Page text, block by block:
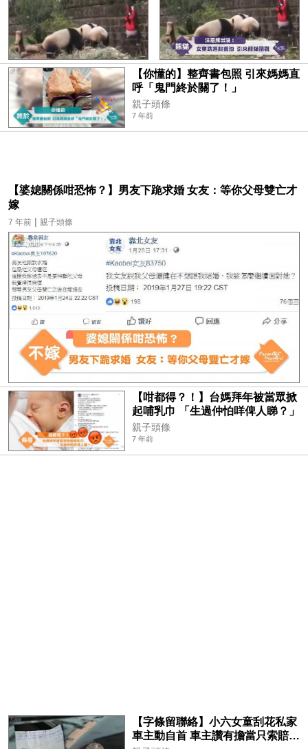
【你懂的】整齊書包照 引來媽媽直
呼「鬼門終於關了！」
親子頭條
7 年前
【婆媳關係咁恐怖？】男友下跪求婚 女友：等你父母雙亡才
嫁
7 年前 | 親子頭條
【咁都得？！】台媽拜年被當眾掀
起哺乳巾 「生過仲怕咩俾人睇？」
親子頭條
7 年前
【字條留聯絡】小六女童刮花私家
車主動自首 車主讚有擔當只索賠一